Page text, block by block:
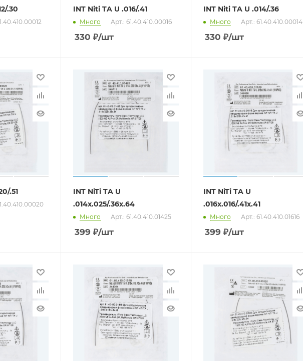
.30 INT Niti TA U .016/.41
Много Арт.: 61.40.410.00016
330 ₽/шт
INT Niti TA U .014/.36
Много Арт.: 61.40.410.00014
330 ₽/шт
.51
INT NiTi TA U
.014x.025/.36x.64
Много Арт.: 61.40.410.01425
399 ₽/шт
INT NiTi TA U
.016x.016/.41x.41
Много Арт.: 61.40.410.01616
399 ₽/шт